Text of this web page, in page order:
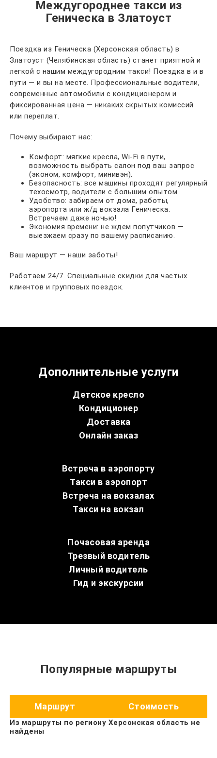
Междугороднее такси из
Геническа в Златоуст
Поездка из Геническа (Херсонская область) в
Златоуст (Челябинская область) станет приятной и
легкой с нашим междугородним такси! Поездка в и в
пути — и вы на месте. Профессиональные водители,
современные автомобили с кондиционером и
фиксированная цена — никаких скрытых комиссий
или переплат.
Почему выбирают нас:
Комфорт: мягкие кресла, Wi-Fi в пути,
возможность выбрать салон под ваш запрос
(эконом, комфорт, минивэн).
Безопасность: все машины проходят регулярный
техосмотр, водители с большим опытом.
Удобство: забираем от дома, работы,
аэропорта или ж/д вокзала Геническа.
Встречаем даже ночью!
Экономия времени: не ждем попутчиков —
выезжаем сразу по вашему расписанию.
Ваш маршрут — наши заботы!
Работаем 24/7. Специальные скидки для частых
клиентов и групповых поездок.
Дополнительные услуги
Детское кресло
Кондиционер
Доставка
Онлайн заказ
Встреча в аэропорту
Такси в аэропорт
Встреча на вокзалах
Такси на вокзал
Почасовая аренда
Трезвый водитель
Личный водитель
Гид и экскурсии
Популярные маршруты
Маршрут Стоимость
Из маршруты по региону Херсонская область не
найдены